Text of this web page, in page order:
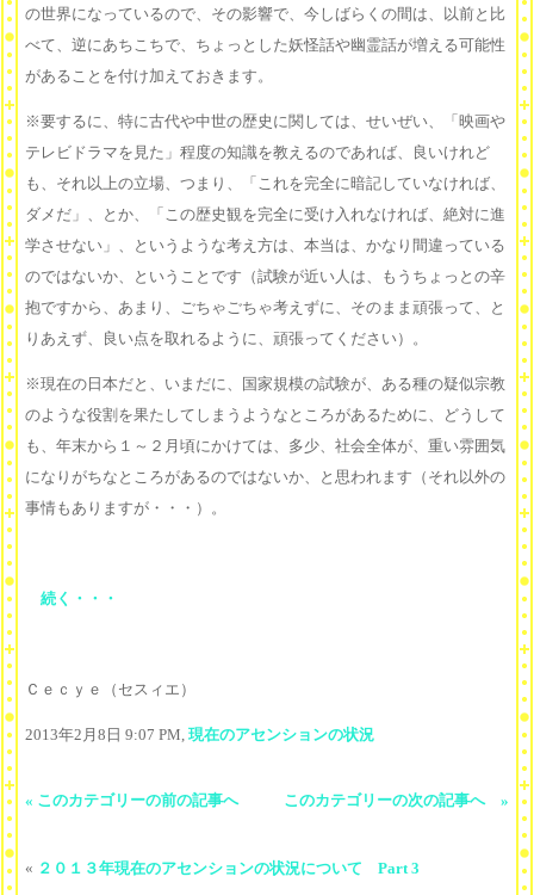
の世界になっているので、その影響で、今しばらくの間は、以前と比
べて、逆にあちこちで、ちょっとした妖怪話や幽霊話が増える可能性
があることを付け加えておきます。
※要するに、特に古代や中世の歴史に関しては、せいぜい、「映画や
テレビドラマを見た」程度の知識を教えるのであれば、良いけれど
も、それ以上の立場、つまり、「これを完全に暗記していなければ、
ダメだ」、とか、「この歴史観を完全に受け入れなければ、絶対に進
学させない」、というような考え方は、本当は、かなり間違っている
のではないか、ということです（試験が近い人は、もうちょっとの辛
抱ですから、あまり、ごちゃごちゃ考えずに、そのまま頑張って、と
りあえず、良い点を取れるように、頑張ってください）。
※現在の日本だと、いまだに、国家規模の試験が、ある種の疑似宗教
のような役割を果たしてしまうようなところがあるために、どうして
も、年末から１～２月頃にかけては、多少、社会全体が、重い雰囲気
になりがちなところがあるのではないか、と思われます（それ以外の
事情もありますが・・・）。
続く・・・
Ｃｅｃｙｅ（セスィエ）
2013年2月8日 9:07 PM, 現在のアセンションの状況
« このカテゴリーの前の記事へ このカテゴリーの次の記事へ »
« ２０１３年現在のアセンションの状況について Part 3